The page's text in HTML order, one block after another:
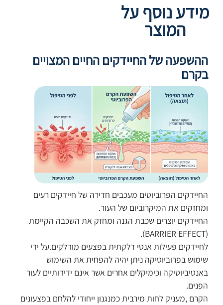
מידע נוסף על
המוצר
ההשפעה של החיידקים החיים המצויים
בקרם
החיידקים הפרוביוטים מעכבים חדירה של חיידקים רעים
ומחזקים את המיקרוביום של העור.
החיידקים יוצרים שכבת הגנה ומחזק את השכבה הקיימת
(BARRIER EFFECT).
לחיידקים פעילות אנטי דלקתית בפצעים מודלקים.על ידי
שימוש בפרוביוטיקה ניתן יהיה להפחית את השימוש
באנטיביוטיקה וכימיקלים אחרים אשר אינם ידידותיים לעור
הפנים.
הקרם ,מעניק לחות מירבית כמנגנון ייחודי להלחם בפצעונים